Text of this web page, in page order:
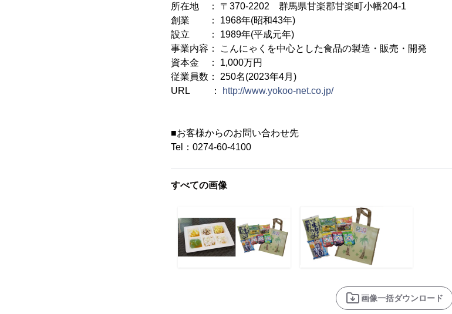
所在地 ： 〒370-2202 群馬県甘楽郡甘楽町小幡204-1
創業 ： 1968年(昭和43年)
設立 ： 1989年(平成元年)
事業内容： こんにゃくを中心とした食品の製造・販売・開発
資本金 ： 1,000万円
従業員数： 250名(2023年4月)
URL ：
http://www.yokoo-net.co.jp/
■お客様からのお問い合わせ先
Tel：0274-60-4100
すべての画像
画像一括ダウンロード